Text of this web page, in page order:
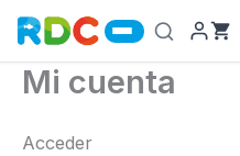
contenido
Mi cuenta
Acceder